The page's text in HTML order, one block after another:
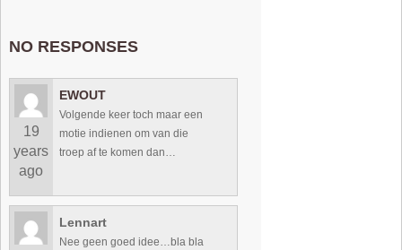
NO RESPONSES
19
years
ago
EWOUT
Volgende keer toch maar een
motie indienen om van die
troep af te komen dan…
Lennart
Nee geen goed idee…bla bla